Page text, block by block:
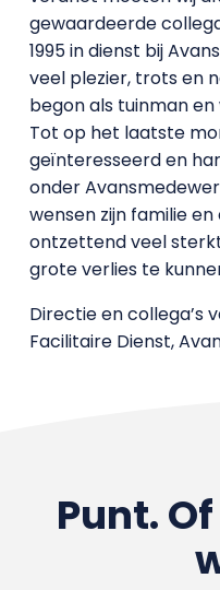
gewaardeerde
1995 in dienst bij
veel plezier, trots en
begon als tuinman
Tot op het laatste
geïnteresseerd en
onder
wensen zijn familie
ontzettend veel
grote verlies te
Directie en collega’s
Facilitaire Dienst,
Punt.